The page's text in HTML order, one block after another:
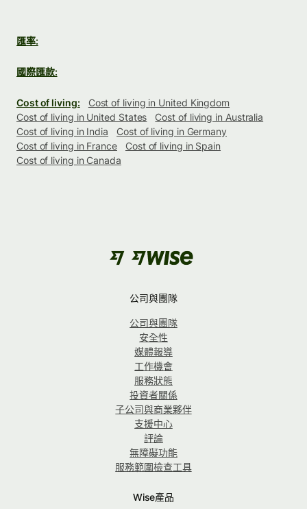
匯率:
國際匯款:
Cost of living:
Cost of living in United Kingdom
Cost of living in United States
Cost of living in Australia
Cost of living in India
Cost of living in Germany
Cost of living in France
Cost of living in Spain
Cost of living in Canada
公司與團隊
公司與團隊
安全性
媒體報導
工作機會
服務狀態
投資者關係
子公司與商業夥伴
支援中心
評論
無障礙功能
服務範圍檢查工具
Wise產品